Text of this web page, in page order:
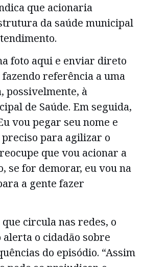
que acionaria
da saúde municipal
foto aqui e enviar direto
referência a uma
possivelmente, à
de Saúde. Em seguida,
vou pegar seu nome e
preciso para agilizar o
que vou acionar a
se for demorar, eu vou na
a gente fazer
circula nas redes, o
o cidadão sobre
do episódio. “Assim